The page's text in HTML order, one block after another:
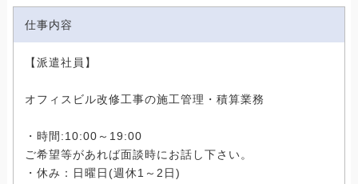
仕事内容
【派遣社員】
オフィスビル改修工事の施工管理・積算業務
・時間:10:00～19:00
ご希望等があれば面談時にお話し下さい。
・休み：日曜日(週休1～2日)